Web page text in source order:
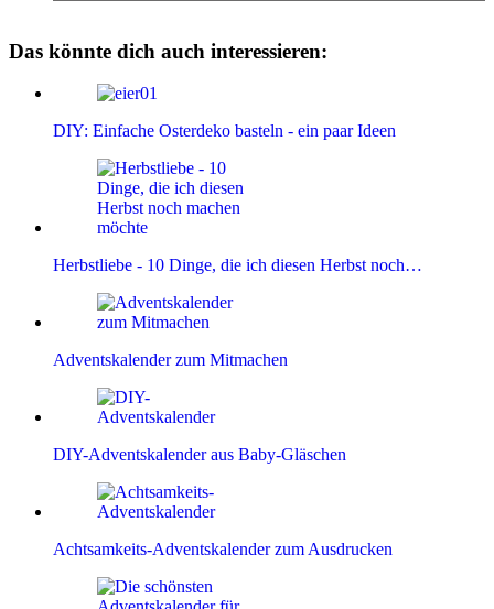
Das könnte dich auch interessieren:
DIY: Einfache Osterdeko basteln - ein paar Ideen
Herbstliebe - 10 Dinge, die ich diesen Herbst noch…
Adventskalender zum Mitmachen
DIY-Adventskalender aus Baby-Gläschen
Achtsamkeits-Adventskalender zum Ausdrucken